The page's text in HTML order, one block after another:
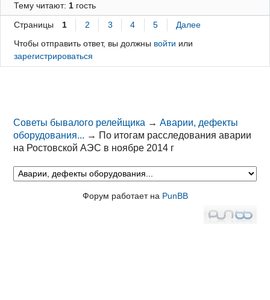
Тему читают: 1гость
Страницы 1 2 3 4 5
Далее
Чтобы отправить ответ, вы должны войти или
зарегистрироваться
Советы бывалого релейщика →Аварии, дефекты
оборудования... → По итогам расследования аварии
на Ростовской АЭС в ноябре 2014 г
Форум работает на PunBB